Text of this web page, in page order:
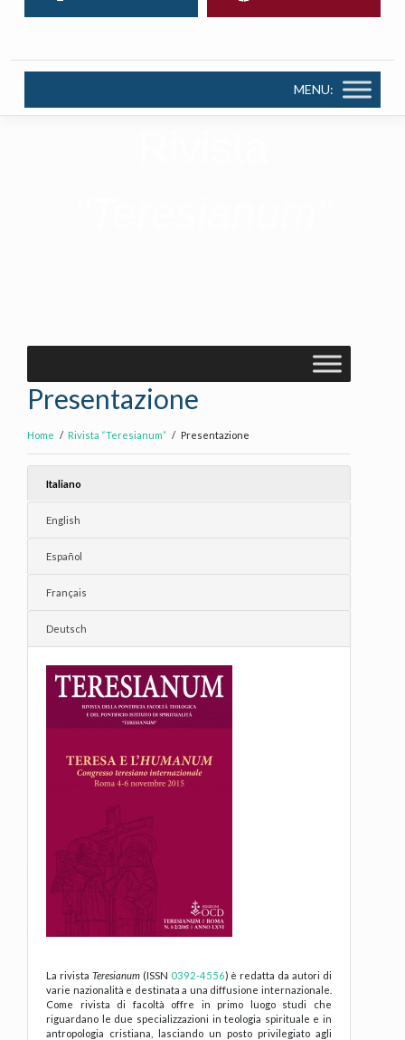
MENU:
Presentazione
Home Rivista “Teresianum” Presentazione
Italiano
English
Español
Français
Deutsch
La rivista Teresianum(ISSN 0392-4556) è redatta da autori di
varie nazionalità e destinata a una diffusione internazionale.
Come rivista di facoltà offre in primo luogo studi che
riguardano le due specializzazioni in teologia spirituale e in
antropologia cristiana, lasciando un posto privilegiato agli